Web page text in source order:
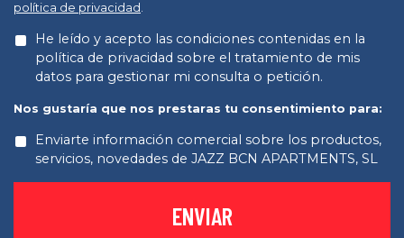
política de privacidad .
He leído y acepto las condiciones contenidas en la
política de privacidad sobre el tratamiento de mis
datos para gestionar mi consulta o petición.
Nos gustaría que nos prestaras tu consentimiento para:
Enviarte información comercial sobre los productos,
servicios, novedades de JAZZ BCN APARTMENTS, SL
ENVIAR